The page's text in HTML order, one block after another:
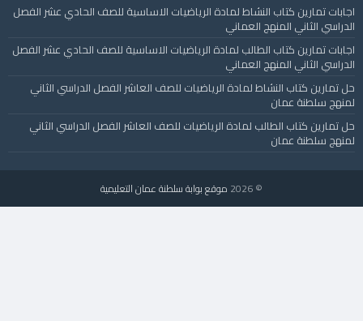
اجابات تمارين كتاب النشاط لمادة الرياضيات الاساسية للصف الحادي عشر الفصل
الدراسي الثاني المنهج العماني
اجابات تمارين كتاب الطالب لمادة الرياضيات الاساسية للصف الحادي عشر الفصل
الدراسي الثاني المنهج العماني
حل تمارين كتاب النشاط لمادة الرياضيات للصف العاشر الفصل الدراسي الثاني
لمنهج سلطنة عمان
حل تمارين كتاب الطالب لمادة الرياضيات للصف العاشر الفصل الدراسي الثاني
لمنهج سلطنة عمان
© 2026 موقع بوابة سلطنة عمان التعليمية